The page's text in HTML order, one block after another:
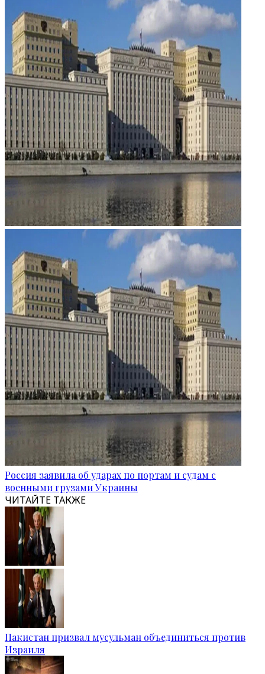
Россия заявила об ударах по портам и судам с
военными грузами Украины
ЧИТАЙТЕ ТАКЖЕ
Пакистан призвал мусульман объединиться против
Израиля